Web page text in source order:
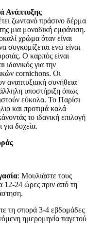
Ανάπτυξης
ζωντανό πράσινο δέρμα
μια μοναδική εμφάνιση.
χρώμα όταν είναι
συγκομίζεται ενώ είναι
Ο καρπός είναι
ιδανικός για την
cornichons. Οι
αναπτυξιακή συνήθεια
υποστήριξη όπως
εύκολα. Το Παρίσι
και προτιμά καλά
το ιδανική επιλογή
δοχεία.
: Μουλιάστε τους
12-24 ώρες πριν από τη
τη σπορά 3-4 εβδομάδες
ημερομηνία παγετού